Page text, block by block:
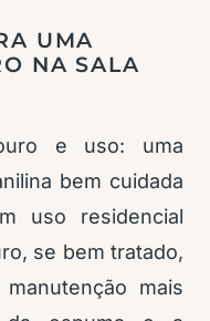
UMA
NA SALA
e uso: uma
bem cuidada
uso residencial
se bem tratado,
mais